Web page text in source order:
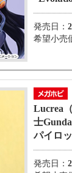
発売日：
希望小売
Lucrea
士
パイロ
発売日：